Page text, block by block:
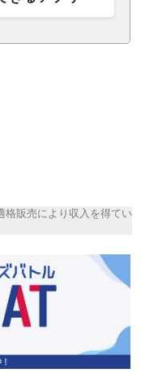
格販売により収入を得てい